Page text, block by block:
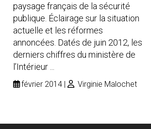
paysage français de la sécurité
publique. Éclairage sur la situation
actuelle et les réformes
annoncées. Datés de juin 2012, les
derniers chiffres du ministère de
l’Intérieur ...
février 2014 Virginie Malochet